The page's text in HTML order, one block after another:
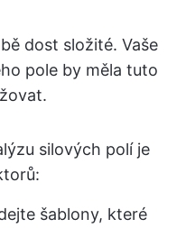
dost složité. Vaše
pole by měla tuto
silových polí je
šablony, které